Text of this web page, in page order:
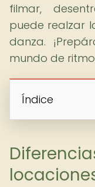
filmar,
puede realzar
danza.
mundo de
Índice